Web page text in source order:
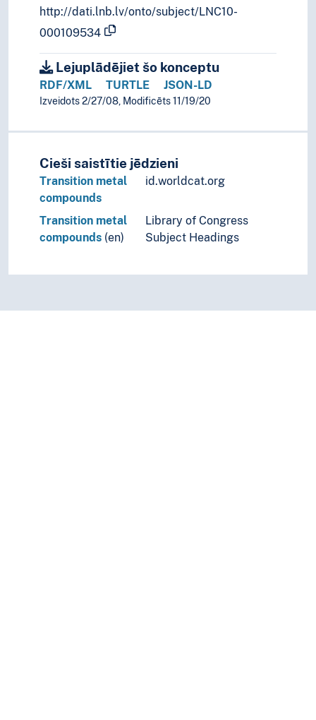
http://dati.lnb.lv/onto/subject/LNC10-
000109534
Lejuplādējiet šo konceptu
RDF/XML TURTLE JSON-LD
Izveidots 2/27/08, Modificēts 11/19/20
Cieši saistītie jēdzieni
Transition metal
compounds
id.worldcat.org
Transition metal
compounds (en)
Library of Congress
Subject Headings